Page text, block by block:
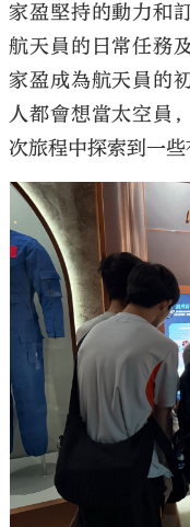
家盈堅持的動力和
航天員的日常任務
家盈成為航天員的
人都會想當太空員
次旅程中探索到一些